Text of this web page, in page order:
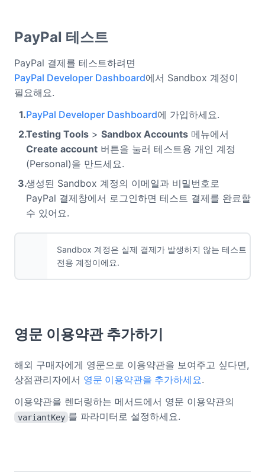
PayPal 테스트
PayPal 결제를 테스트하려면
PayPal Developer Dashboard에서 Sandbox 계정이
필요해요.
PayPal Developer Dashboard에 가입하세요.
Testing Tools > Sandbox Accounts 메뉴에서
Create account 버튼을 눌러 테스트용 개인 계정
(Personal)을 만드세요.
생성된 Sandbox 계정의 이메일과 비밀번호로
PayPal 결제창에서 로그인하면 테스트 결제를 완료할
수 있어요.
Sandbox 계정은 실제 결제가 발생하지 않는 테스트
전용 계정이에요.
영문 이용약관 추가하기
해외 구매자에게 영문으로 이용약관을 보여주고 싶다면,
상점관리자에서 영문 이용약관을 추가하세요.
이용약관을 렌더링하는 메서드에서 영문 이용약관의
variantKey 를 파라미터로 설정하세요.